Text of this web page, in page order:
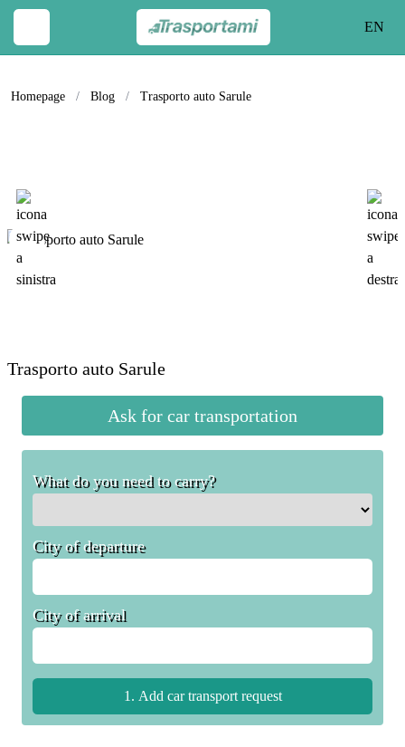
EN
Homepage / Blog / Trasporto auto Sarule
Trasporto auto Sarule
Ask for car transportation
What do you need to carry?
City of departure
City of arrival